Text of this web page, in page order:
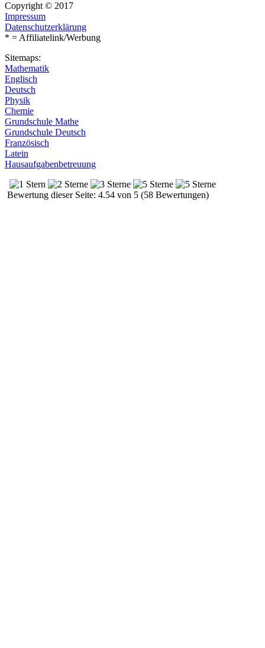
Copyright © 2017
Impressum
Datenschutzerklärung
* = Affiliatelink/Werbung
Sitemaps:
Mathematik
Englisch
Deutsch
Physik
Chemie
Grundschule Mathe
Grundschule Deutsch
Französisch
Latein
Hausaufgabenbetreuung
Bewertung dieser Seite: 4.54 von 5 (58 Bewertungen)